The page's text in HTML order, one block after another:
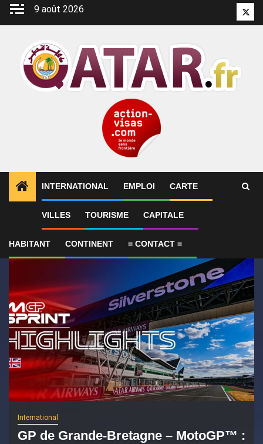
Aller
9 août 2026
INTERNATIONAL EMPLOI CARTE
VILLES TOURISME CAPITALE
HABITANT CONTINENT = CONTACT =
ALERTES INFO 1 GP de Grande-Bretagne –
International
GP de Grande-Bretagne – MotoGP™ :